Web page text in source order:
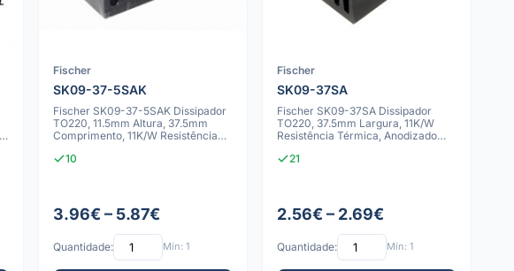
Fischer
SK09-37-5SAK
Fischer SK09-37-5SAK Dissipador
TO220, 11.5mm Altura, 37.5mm
Comprimento, 11K/W Resistência
10
3.96€ – 5.87€
Quantidade: Mín: 1
Fischer
SK09-37SA
Fischer SK09-37SA Dissipador
TO220, 37.5mm Largura, 11K/W
Resistência Térmica, Anodizado
21
2.56€ – 2.69€
Quantidade: Mín: 1